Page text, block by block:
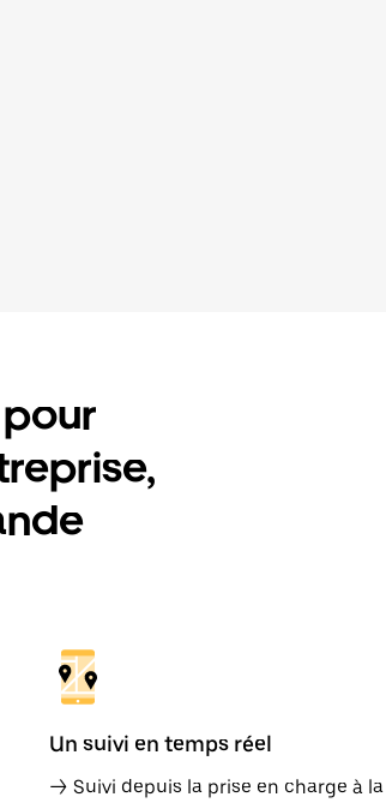
Un suivi en temps réel
→ Suivi depuis la prise en charge à